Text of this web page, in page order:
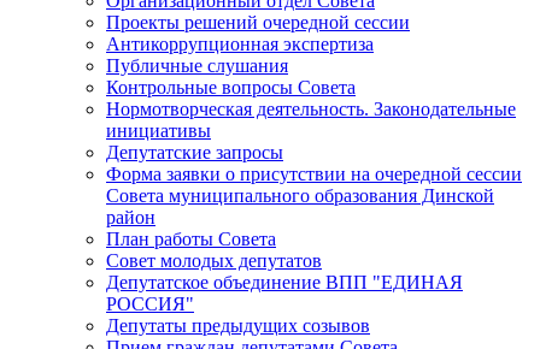
Проекты решений очередной сессии
Антикоррупционная экспертиза
Публичные слушания
Контрольные вопросы Совета
Нормотворческая деятельность. Законодательные
инициативы
Депутатские запросы
Форма заявки о присутствии на очередной сессии
Совета муниципального образования Динской
район
План работы Совета
Совет молодых депутатов
Депутатское объединение ВПП "ЕДИНАЯ
РОССИЯ"
Депутаты предыдущих созывов